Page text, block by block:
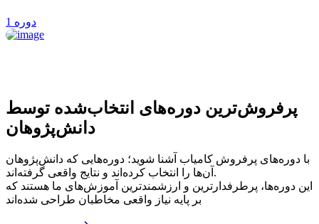
1 دوره
پرفروش‌ترین‌ دوره‌های انتخاب‌شده توسط
دانش‌پژوهان
با دوره‌های پرفروش کامیاب آشنا شوید؛ دوره‌هایی که دانش‌پژوهان
آن‌ها را انتخاب کرده‌اند و نتایج واقعی گرفته‌اند.
این دوره‌ها، پرطرفدارترین و ارزشمندترین آموزش‌های ما هستند که
بر پایه نیاز واقعی مخاطبان طراحی شده‌اند